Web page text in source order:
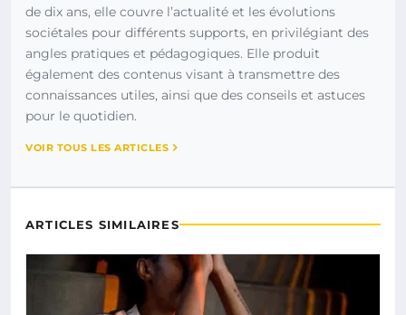
de dix ans, elle couvre l’actualité et les évolutions
sociétales pour différents supports, en privilégiant des
angles pratiques et pédagogiques. Elle produit
également des contenus visant à transmettre des
connaissances utiles, ainsi que des conseils et astuces
pour le quotidien.
VOIR TOUS LES ARTICLES
ARTICLES SIMILAIRES